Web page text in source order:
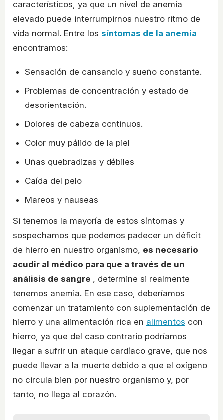
característicos, ya que un nivel de anemia
elevado puede interrumpirnos nuestro ritmo de
vida normal. Entre los síntomas de la anemia
encontramos:
Sensación de cansancio y sueño constante.
Problemas de concentración y estado de
desorientación.
Dolores de cabeza continuos.
Color muy pálido de la piel
Uñas quebradizas y débiles
Caída del pelo
Mareos y nauseas
Si tenemos la mayoría de estos síntomas y
sospechamos que podemos padecer un déficit
de hierro en nuestro organismo, es necesario
acudir al médico para que a través de un
análisis de sangre , determine si realmente
tenemos anemia. En ese caso, deberíamos
comenzar un tratamiento con suplementación de
hierro y una alimentación rica en alimentos con
hierro, ya que del caso contrario podríamos
llegar a sufrir un ataque cardíaco grave, que nos
puede llevar a la muerte debido a que el oxígeno
no circula bien por nuestro organismo y, por
tanto, no llega al corazón.